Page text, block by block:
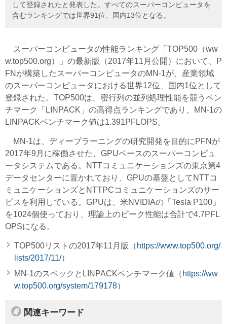
して登録されたと発表した。すべてのスーパーコンピュータを
含むランキングでは世界91位、国内13位となる。
スーパーコンピュータの性能ランキング「TOP500（ww
w.top500.org）」の最新版（2017年11月公開）において、P
FNが構築したスーパーコンピュータのMN-1が、産業領域
のスーパーコンピュータにおける世界12位、国内1位として
登録された。TOP500は、密行列の並列処理性能を競うベン
チマーク「LINPACK」の高得点ランキングであり、MN-1の
LINPACKベンチマーク値は1.391PFLOPS。
MN-1は、ディープラーニングの研究開発を目的にPFNが
2017年9月に稼働させた、GPUベースのスーパーコンピュ
ータシステムである。NTTコミュニケーションズの東京第4
データセンターに置かれており、GPUの基盤としてNTTコ
ミュニケーションズとNTTPCコミュニケーションズのサー
ビスを利用している。GPUは、米NVIDIAの「Tesla P100」
を1024個使っており、理論上のピーク性能は合計で4.7PFL
OPSになる。
TOP500リストの2017年11月版（ https://www.top500.org/
lists/2017/11/）
MN-1のスペックとLINPACKベンチマーク値（ https://ww
w.top500.org/system/179178）
関連キーワード